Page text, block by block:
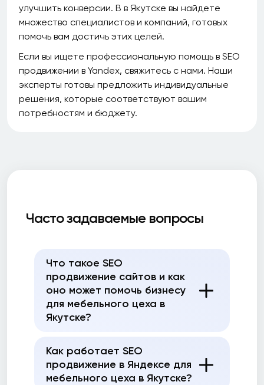
улучшить конверсии. В в Якутске вы найдете
множество специалистов и компаний, готовых
помочь вам достичь этих целей.
Если вы ищете профессиональную помощь в SEO
продвижении в Yandex, свяжитесь с нами. Наши
эксперты готовы предложить индивидуальные
решения, которые соответствуют вашим
потребностям и бюджету.
Часто задаваемые вопросы
Что такое SEO
продвижение сайтов и как
оно может помочь бизнесу
для мебельного цеха в
Якутске?
Как работает SEO
продвижение в Яндексе для
мебельного цеха в Якутске?